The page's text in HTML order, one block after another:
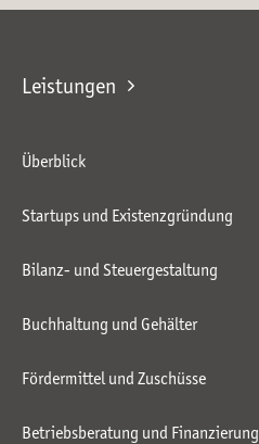
Leistungen
Überblick
Startups und Existenzgründung
Bilanz- und Steuergestaltung
Buchhaltung und Gehälter
Fördermittel und Zuschüsse
Betriebsberatung und Finanzierung